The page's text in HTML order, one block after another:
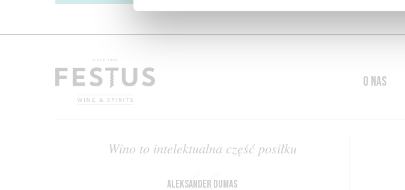
O NAS
Wino to intelektualna część posiłku
Aleksander Dumas